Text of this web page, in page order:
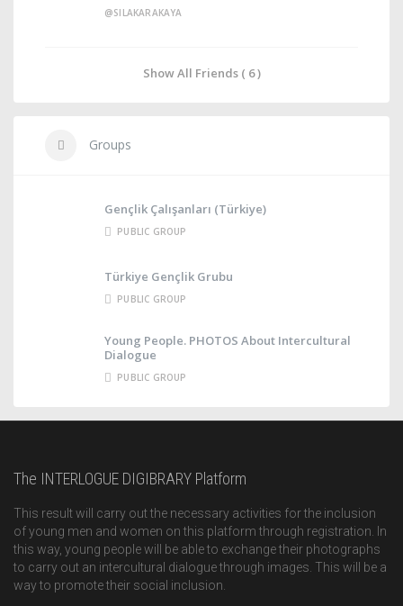
@SILAKARAKAYA
Show All Friends ( 6 )
Groups
Gençlik Çalışanları (Türkiye)
PUBLIC GROUP
Türkiye Gençlik Grubu
PUBLIC GROUP
Young People. PHOTOS About Intercultural
Dialogue
PUBLIC GROUP
The INTERLOGUE DIGIBRARY Platform
This result will carry out the necessary activities for the inclusion
of young men and women on this platform through registration. In
this way, young people will be able to exchange their photographs
to carry out an intercultural dialogue through images. This will be a
way to promote their social inclusion.